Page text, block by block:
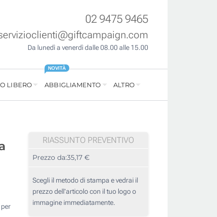
02 9475 9465
Da lunedì a venerdì dalle 08.00 alle 15.00
LIBERO ABBIGLIAMENTO
NOVITÀ
ALTRO
RIASSUNTO PREVENTIVO
Prezzo da:35,17 €
Scegli il metodo di stampa e vedrai il
prezzo dell'articolo con il tuo logo o
immagine immediatamente.